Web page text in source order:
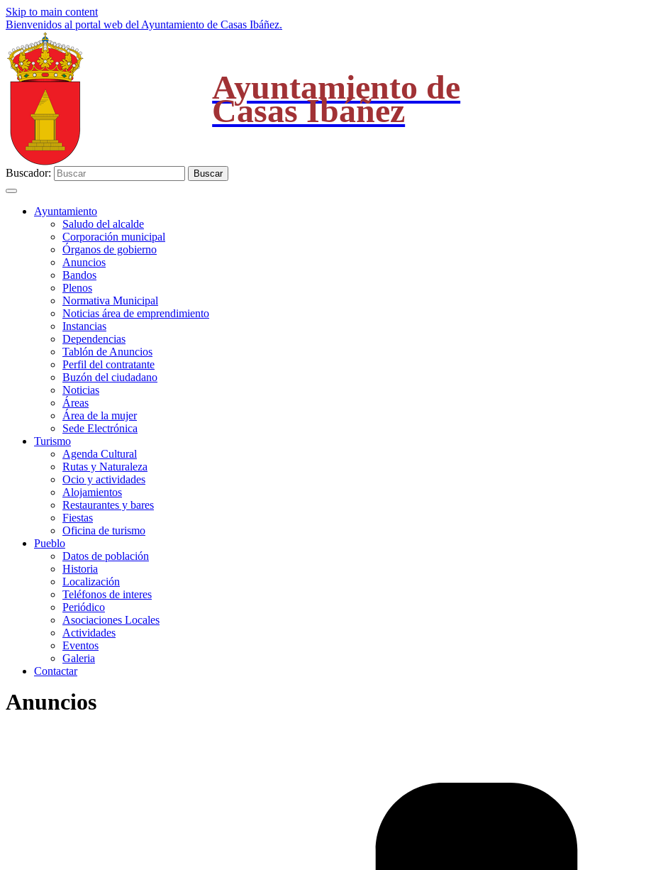
Skip to main content
Bienvenidos al portal web del Ayuntamiento de Casas Ibáñez.
Ayuntamiento de
Casas Ibáñez
Buscador: Buscar
Ayuntamiento
Saludo del alcalde
Corporación municipal
Órganos de gobierno
Anuncios
Bandos
Plenos
Normativa Municipal
Noticias área de emprendimiento
Instancias
Dependencias
Tablón de Anuncios
Perfil del contratante
Buzón del ciudadano
Noticias
Áreas
Área de la mujer
Sede Electrónica
Turismo
Agenda Cultural
Rutas y Naturaleza
Ocio y actividades
Alojamientos
Restaurantes y bares
Fiestas
Oficina de turismo
Pueblo
Datos de población
Historia
Localización
Teléfonos de interes
Periódico
Asociaciones Locales
Actividades
Eventos
Galeria
Contactar
Anuncios